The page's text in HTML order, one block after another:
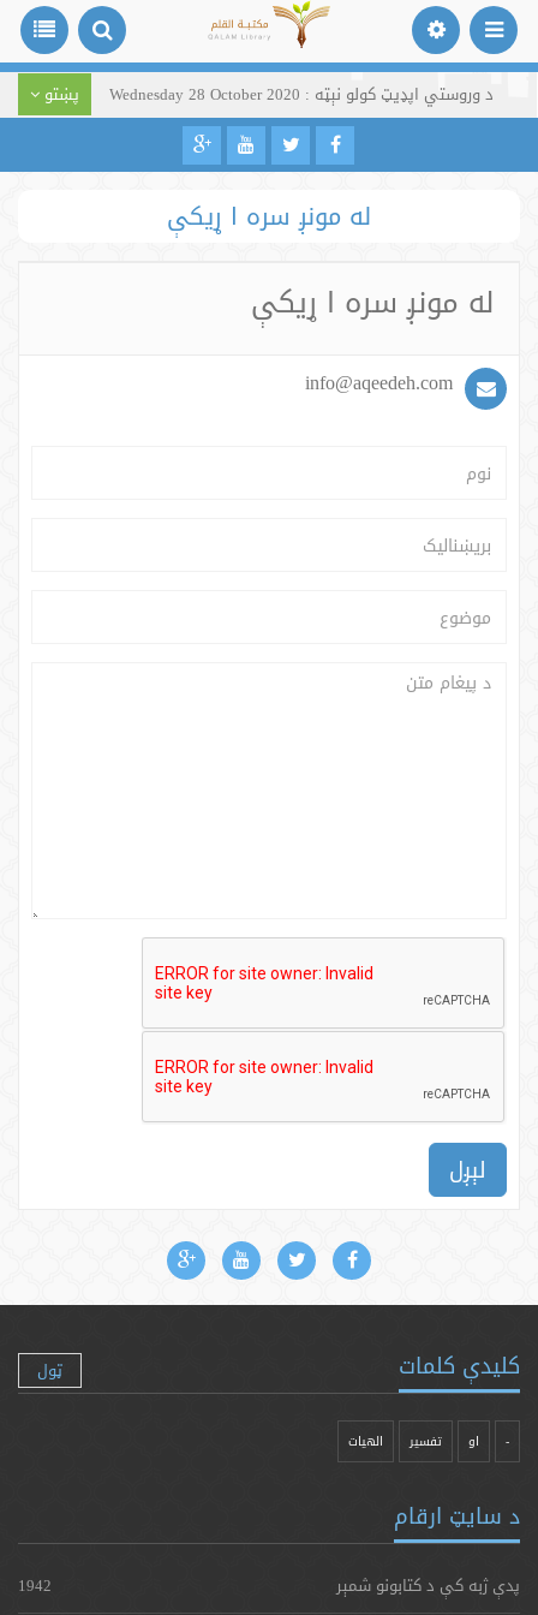
د وروستي اپډیټ کولو نېټه : Wednesday 28 October 2020 پښتو
له مونږ سره ا ړیکې
له مونږ سره ا ړیکې
info@aqeedeh.com
لېږل
کلیدې کلمات ټول
- او تفسیر الهیات
د سایټ ارقام
پدې ژبه کې د کتابونو شمېر 1942